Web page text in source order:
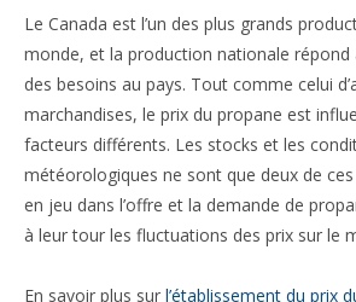
Le Canada est l’un des plus grands
monde, et la production nationale répond
des besoins au pays. Tout comme celui
marchandises, le prix du propane est
facteurs différents. Les stocks et les
météorologiques ne sont que deux de
en jeu dans l’offre et la demande de
à leur tour les fluctuations des prix sur le
En savoir plus sur l’établissement du prix